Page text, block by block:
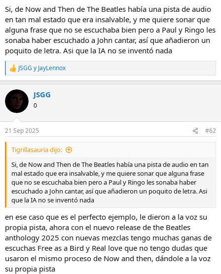
d
e
l
t
e
m
a
i
c
i
o
Si, de Now and Then de The Beatles había una pista de audio
en tan mal estado que era insalvable, y me quiere sonar que
alguna frase que no se escuchaba bien pero a Paul y Ringo les
sonaba haber escuchado a John cantar, así que añadieron un
poquito de letra. Asi que la IA no se inventó nada
R
e
c
i
e
s
JSGG y JayLennox
JSGG
0
21 Sep 2025 #62
Tigrillasauria dijo:
Si, de Now and Then de The Beatles había una pista de audio en tan
mal estado que era insalvable, y me quiere sonar que alguna frase
que no se escuchaba bien pero a Paul y Ringo les sonaba haber
escuchado a John cantar, así que añadieron un poquito de letra. Asi
que la IA no se inventó nada
en ese caso que es el perfecto ejemplo, le dieron a la voz su
propia pista, ahora con el nuevo release de the Beatles
anthology 2025 con nuevas mezclas tengo muchas ganas de
escuchas Free as a Bird y Real love que no tengo dudas que
usaron el mismo proceso de Now and then, dándole a la voz
su propia pista